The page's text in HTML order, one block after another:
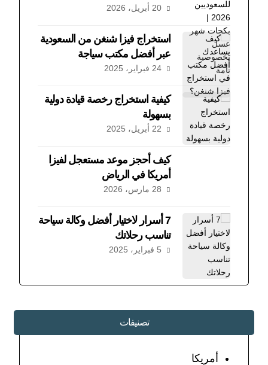
20 أبريل، 2026
استخراج فيزا شنغن من السعودية
عبر أفضل مكتب سياجة
24 فبراير، 2025
كيفية استخراج رخصة قيادة دولية
بسهولة
22 أبريل، 2025
كيف أحجز موعد مستعجل لفيزا
أمريكا في الرياض
28 مارس، 2026
7 أسرار لاختيار أفضل وكالة سياحة
تناسب رحلاتك
5 فبراير، 2025
تصنيفات
أمريكا